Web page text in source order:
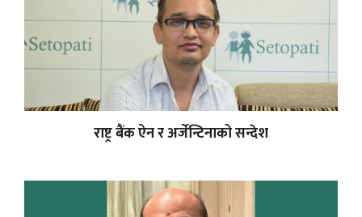
राष्ट्र बैंक ऐन र अर्जेन्टिनाको सन्देश